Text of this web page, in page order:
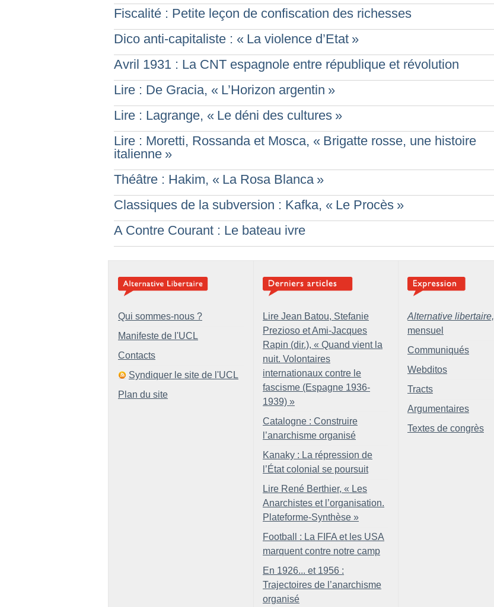
Fiscalité : Petite leçon de confiscation des richesses
Dico anti-capitaliste : « La violence d’Etat »
Avril 1931 : La CNT espagnole entre république et révolution
Lire : De Gracia, « L’Horizon argentin »
Lire : Lagrange, « Le déni des cultures »
Lire : Moretti, Rossanda et Mosca, « Brigatte rosse, une histoire
italienne »
Théâtre : Hakim, « La Rosa Blanca »
Classiques de la subversion : Kafka, « Le Procès »
A Contre Courant : Le bateau ivre
Qui sommes-nous ?
Manifeste de l'UCL
Contacts
Syndiquer le site de l'UCL
Plan du site
Lire Jean Batou, Stefanie
Prezioso et Ami-Jacques
Rapin (dir.), « Quand vient la
nuit. Volontaires
internationaux contre le
fascisme (Espagne 1936-
1939) »
Catalogne : Construire
l’anarchisme organisé
Kanaky : La répression de
l’État colonial se poursuit
Lire René Berthier, « Les
Anarchistes et l’organisation.
Plateforme-Synthèse »
Football : La FIFA et les USA
marquent contre notre camp
En 1926... et 1956 :
Trajectoires de l’anarchisme
organisé
Alternative libertaire,
mensuel
Communiqués
Webditos
Tracts
Argumentaires
Textes de congrès